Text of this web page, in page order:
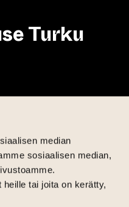
median
sosiaalisen median,
tai joita on kerätty,
Turku